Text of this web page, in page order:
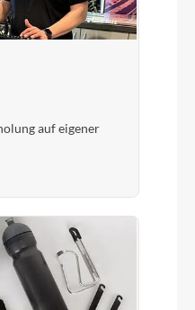
T6000
integrated mudguard
limiter
auf eigener